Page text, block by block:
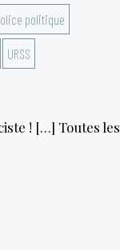
politique
URSS
! […] Toutes les